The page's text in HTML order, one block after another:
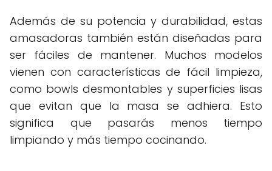
Además de su potencia y durabilidad, estas
amasadoras también están diseñadas para
ser fáciles de mantener. Muchos modelos
vienen con características de fácil limpieza,
como bowls desmontables y superficies lisas
que evitan que la masa se adhiera. Esto
significa que pasarás menos tiempo
limpiando y más tiempo cocinando.